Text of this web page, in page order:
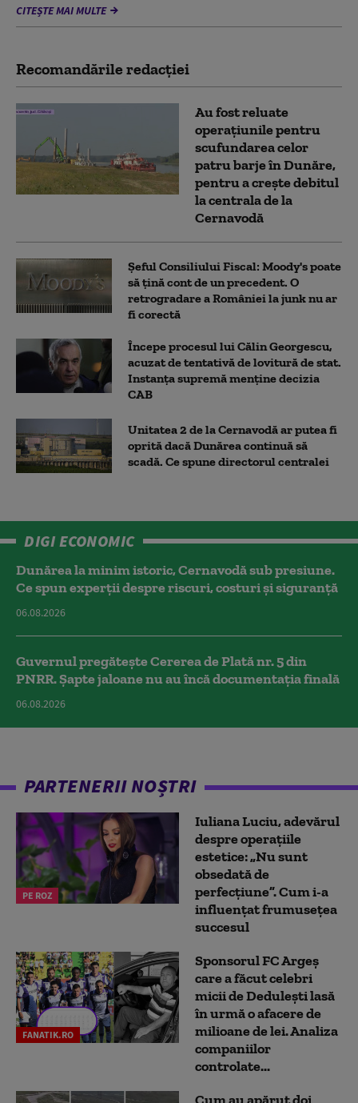
CITEȘTE MAI MULTE
Recomandările redacţiei
Au fost reluate
operațiunile pentru
scufundarea celor
patru barje în Dunăre,
pentru a crește debitul
la centrala de la
Cernavodă
Șeful Consiliului Fiscal: Moody's poate
să țină cont de un precedent. O
retrogradare a României la junk nu ar
fi corectă
Începe procesul lui Călin Georgescu,
acuzat de tentativă de lovitură de stat.
Instanța supremă menține decizia
CAB
Unitatea 2 de la Cernavodă ar putea fi
oprită dacă Dunărea continuă să
scadă. Ce spune directorul centralei
DIGI ECONOMIC
Dunărea la minim istoric, Cernavodă sub presiune.
Ce spun experții despre riscuri, costuri și siguranță
06.08.2026
Guvernul pregătește Cererea de Plată nr. 5 din
PNRR. Șapte jaloane nu au încă documentația finală
06.08.2026
PARTENERII NOȘTRI
PE ROZ
Iuliana Luciu, adevărul
despre operațiile
estetice: „Nu sunt
obsedată de
perfecțiune”. Cum i-a
influențat frumusețea
succesul
FANATIK.RO
Sponsorul FC Argeș
care a făcut celebri
micii de Dedulești lasă
în urmă o afacere de
milioane de lei. Analiza
companiilor
controlate...
Cum au apărut doi